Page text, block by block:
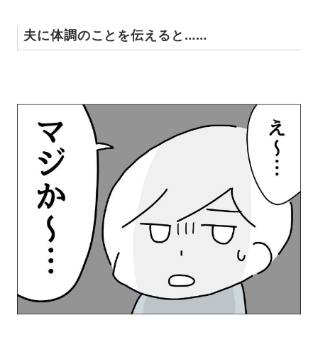
夫に体調のことを伝えると……